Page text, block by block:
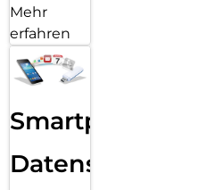
Mehr
erfahren
Smartphone
Datensicherung